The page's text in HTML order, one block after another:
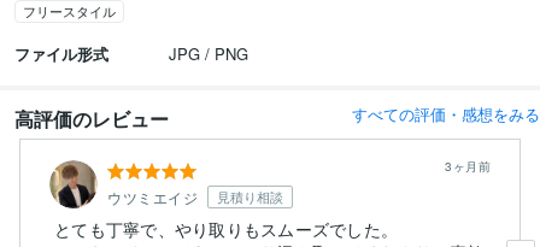
フリースタイル
ファイル形式 JPG / PNG
高評価のレビュー すべての評価・感想をみる
ウツミエイジ 見積り相談
3ヶ月前
とても丁寧で、やり取りもスムーズでした。